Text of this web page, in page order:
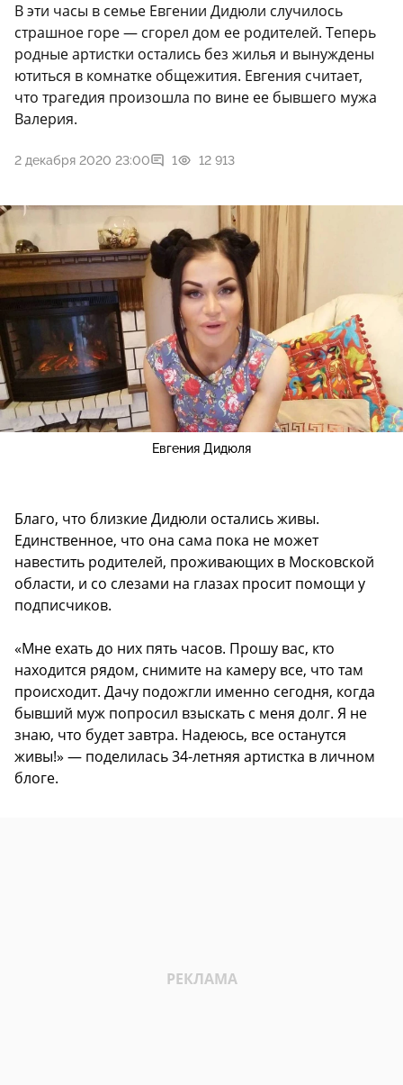
В эти часы в семье Евгении Дидюли случилось
страшное горе — сгорел дом ее родителей. Теперь
родные артистки остались без жилья и вынуждены
ютиться в комнатке общежития. Евгения считает,
что трагедия произошла по вине ее бывшего мужа
Валерия.
2 декабря 2020 23:00 1 12 913
Евгения Дидюля
Благо, что близкие Дидюли остались живы.
Единственное, что она сама пока не может
навестить родителей, проживающих в Московской
области, и со слезами на глазах просит помощи у
подписчиков.
«Мне ехать до них пять часов. Прошу вас, кто
находится рядом, снимите на камеру все, что там
происходит. Дачу подожгли именно сегодня, когда
бывший муж попросил взыскать с меня долг. Я не
знаю, что будет завтра. Надеюсь, все останутся
живы!» — поделилась 34-летняя артистка в личном
блоге.